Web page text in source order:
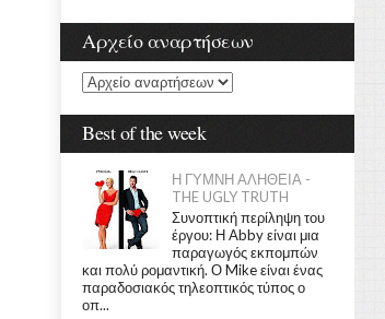
Αρχείο αναρτήσεων
Best of the week
Η ΓΥΜΝΗ ΑΛΗΘΕΙΑ -
THE UGLY TRUTH
Συνοπτική περίληψη του
έργου: Η Abby είναι μια
παραγωγός εκπομπών
και πολύ ρομαντική. Ο Mike είναι ένας
παραδοσιακός τηλεοπτικός τύπος ο
οπ...